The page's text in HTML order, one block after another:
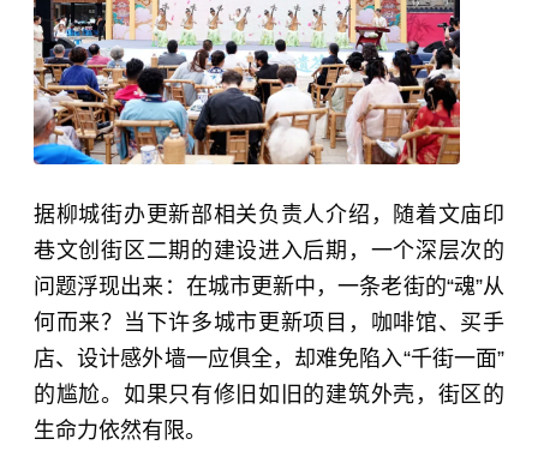
据柳城街办更新部相关负责人介绍，随着文庙印
巷文创街区二期的建设进入后期，一个深层次的
问题浮现出来：在城市更新中，一条老街的“魂”从
何而来？当下许多城市更新项目，咖啡馆、买手
店、设计感外墙一应俱全，却难免陷入“千街一面”
的尴尬。如果只有修旧如旧的建筑外壳，街区的
生命力依然有限。